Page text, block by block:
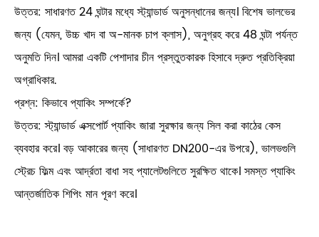
উত্তর: সাধারণত 24 ঘন্টার মধ্যে স্ট্যান্ডার্ড অনুসন্ধানের জন্য। বিশেষ ভালভের
জন্য (যেমন, উচ্চ খাদ বা অ-মানক চাপ ক্লাস), অনুগ্রহ করে 48 ঘন্টা পর্যন্ত
অনুমতি দিন। আমরা একটি পেশাদার চীন প্রস্তুতকারক হিসাবে দ্রুত প্রতিক্রিয়া
অগ্রাধিকার.
প্রশ্ন: কিভাবে প্যাকিং সম্পর্কে?
উত্তর: স্ট্যান্ডার্ড এক্সপোর্ট প্যাকিং জারা সুরক্ষার জন্য সিল করা কাঠের কেস
ব্যবহার করে। বড় আকারের জন্য (সাধারণত DN200-এর উপরে), ভালভগুলি
স্ট্রেচ ফিল্ম এবং আর্দ্রতা বাধা সহ প্যালেটগুলিতে সুরক্ষিত থাকে। সমস্ত প্যাকিং
আন্তর্জাতিক শিপিং মান পূরণ করে।